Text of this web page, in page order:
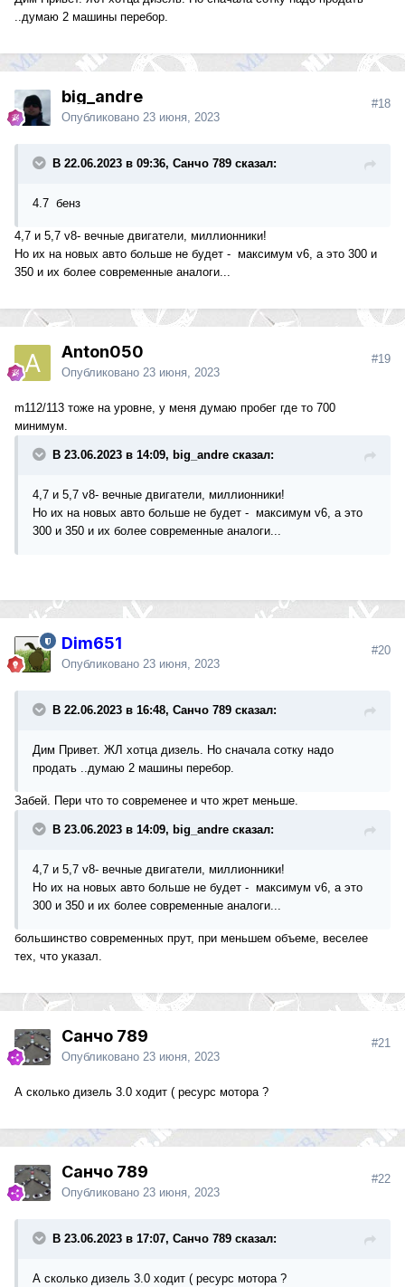
..думаю 2 машины перебор.
big_andre
Опубликовано 23 июня, 2023
#18
В 22.06.2023 в 09:36, Санчо 789 сказал:
4.7 бенз
4,7 и 5,7 v8- вечные двигатели, миллионники!
Но их на новых авто больше не будет - максимум v6, а это 300 и
350 и их более современные аналоги...
Anton050
Опубликовано 23 июня, 2023
#19
m112/113 тоже на уровне, у меня думаю пробег где то 700
минимум.
В 23.06.2023 в 14:09, big_andre сказал:
4,7 и 5,7 v8- вечные двигатели, миллионники!
Но их на новых авто больше не будет - максимум v6, а это
300 и 350 и их более современные аналоги...
Dim651
Опубликовано 23 июня, 2023
#20
В 22.06.2023 в 16:48, Санчо 789 сказал:
Дим Привет. ЖЛ хотца дизель. Но сначала сотку надо
продать ..думаю 2 машины перебор.
Забей. Пери что то современее и что жрет меньше.
В 23.06.2023 в 14:09, big_andre сказал:
4,7 и 5,7 v8- вечные двигатели, миллионники!
Но их на новых авто больше не будет - максимум v6, а это
300 и 350 и их более современные аналоги...
большинство современных прут, при меньшем объеме, веселее
тех, что указал.
Санчо 789
Опубликовано 23 июня, 2023
#21
А сколько дизель 3.0 ходит ( ресурс мотора ?
Санчо 789
Опубликовано 23 июня, 2023
#22
В 23.06.2023 в 17:07, Санчо 789 сказал:
А сколько дизель 3.0 ходит ( ресурс мотора ?